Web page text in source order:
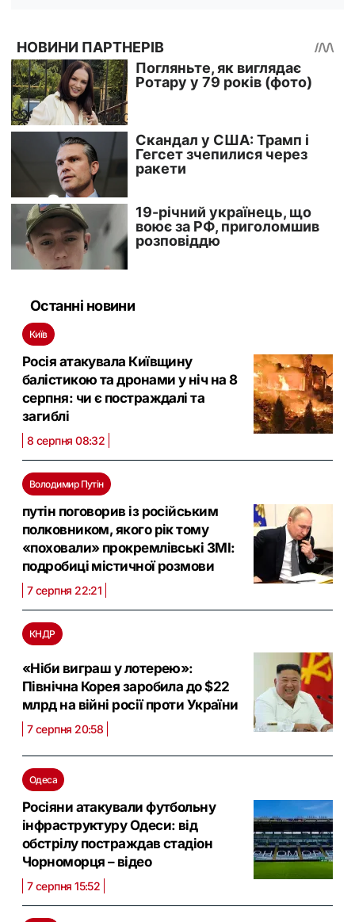
Останні новини
Київ
Росія атакувала Київщину
балістикою та дронами у ніч на 8
серпня: чи є постраждалі та
загиблі
8 серпня 08:32
Володимир Путін
путін поговорив із російським
полковником, якого рік тому
«поховали» прокремлівські ЗМІ:
подробиці містичної розмови
7 серпня 22:21
КНДР
«Ніби виграш у лотерею»:
Північна Корея заробила до $22
млрд на війні росії проти України
7 серпня 20:58
Одеса
Росіяни атакували футбольну
інфраструктуру Одеси: від
обстрілу постраждав стадіон
Чорноморця – відео
7 серпня 15:52